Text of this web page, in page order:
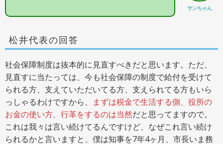
サンちゃん
松井代表の回答
社会保障制度は抜本的に見直すべきだと思います。ただ、
見直すに当たっては、今も社会保障の制度で給付を受けて
られる方、支えていただいてる方、支えられてる方もいら
っしゃるわけですから、
まずは税金で生活する側、役所の
お金の使い方、行革をするのは当然だと思ってますので。
これは我々は言い続けてるんですけど、なぜこれ言い続け
られるかと言いますと、僕は知事を7年4ヶ月、市長いま務